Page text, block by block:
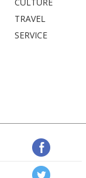
TRAVEL
SERVICE